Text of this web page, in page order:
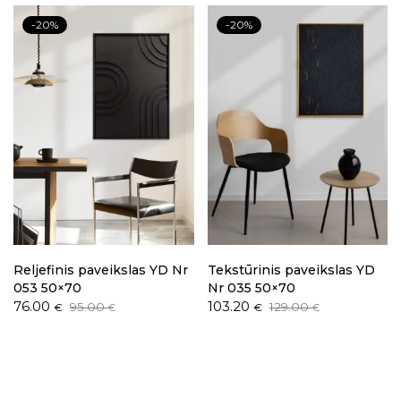
95.00 €.
76.00 €.
95.00 €.
76.00 €.
-20%
Reljefinis paveikslas YD Nr
053 50×70
95.00€
Original
76.00 €
Current
-20%
Tekstūrinis paveikslas YD
Nr 035 50×70
129.00€
Original
103.20 €
Current